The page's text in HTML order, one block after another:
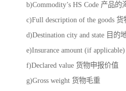
b)Commodity’s HS Code 产品
c)Full description of the goods
d)Destination city and state 目的
e)Insurance amount (if
f)Declared value 货物申报价值
g)Gross weight 货物毛重